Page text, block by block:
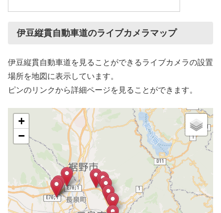
伊豆縦貫自動車道のライブカメラマップ
伊豆縦貫自動車道を見ることができるライブカメラの設置
場所を地図に表示しています。
ピンのリンクから詳細ページを見ることができます。
+
−